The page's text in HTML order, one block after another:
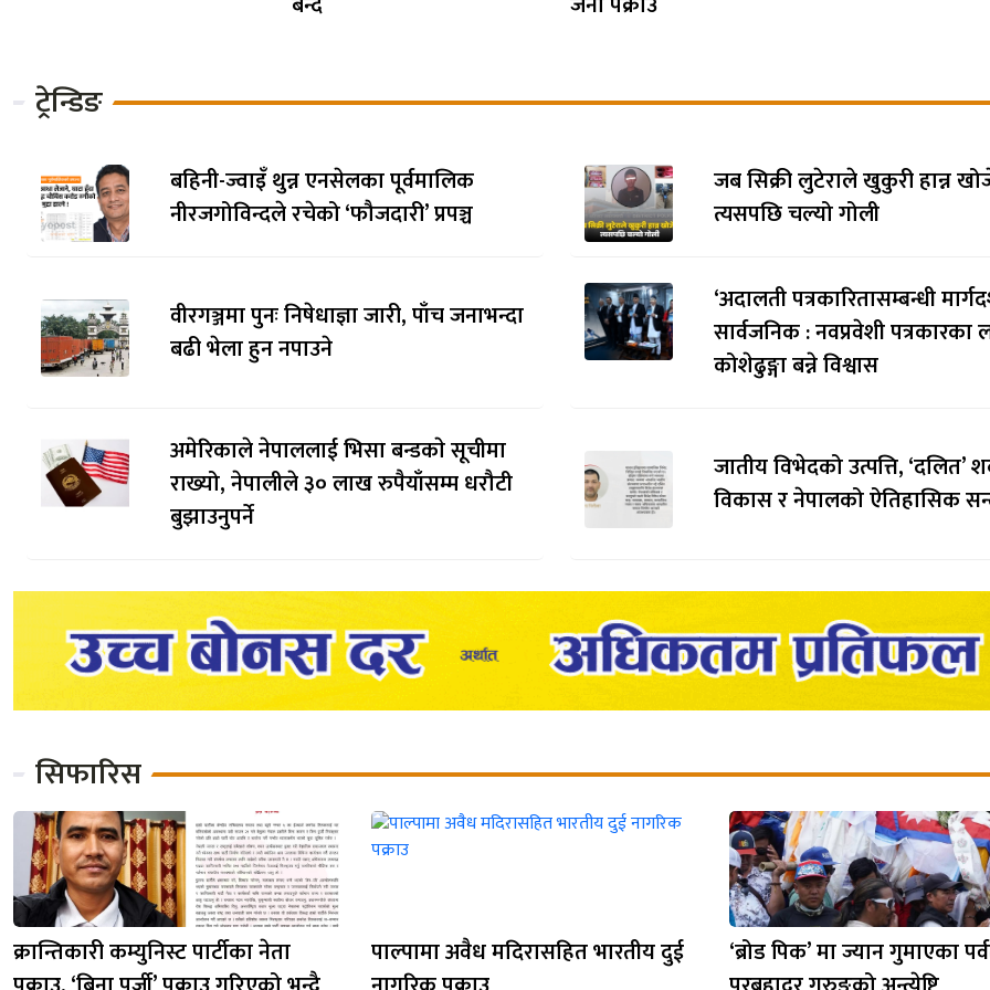
ट्रेन्डिङ
बहिनी-ज्वाइँ थुन्न एनसेलका पूर्वमालिक
नीरजगोविन्दले रचेको ‘फौजदारी’ प्रपञ्च
जब सिक्री लुटेराले खुकुरी हान्न
त्यसपछि चल्यो गोली
वीरगञ्जमा पुनः निषेधाज्ञा जारी, पाँच जनाभन्दा
बढी भेला हुन नपाउने
‘अदालती पत्रकारितासम्बन्धी
सार्वजनिक : नवप्रवेशी पत्रकारका
कोशेढुङ्गा बन्ने विश्वास
अमेरिकाले नेपाललाई भिसा बन्डकाे सूचीमा
राख्यो, नेपालीले ३० लाख रुपैयाँसम्म धरौटी
बुझाउनुपर्ने
जातीय विभेदको उत्पत्ति, ‘दलित’
विकास र नेपालको ऐतिहासिक
सिफारिस
क्रान्तिकारी कम्युनिस्ट पार्टीका नेता
पाल्पामा अवैध मदिरासहित भारतीय दुई
‘ब्रोड पिक’ मा ज्यान गुमाएका